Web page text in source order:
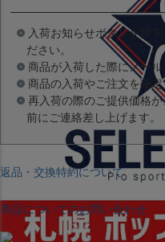
入荷お知らせボタンを押
ださい。
商品が入荷した際にメール
商品の入荷やご注文を確定
再入荷の際のご提供価格
前にご連絡差し上げます。
返品・交換特約について
商品についてのお問い合わせ